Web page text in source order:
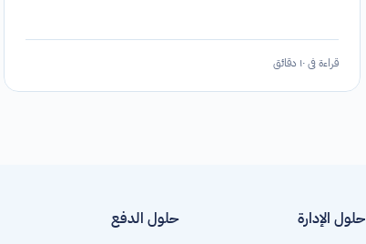
قراءة في ١٠ دقائق
حلول الإدارة حلول الدفع